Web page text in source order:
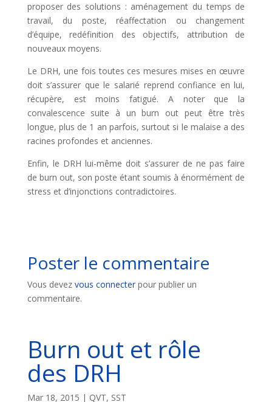
proposer des solutions : aménagement du temps de
travail, du poste, réaffectation ou changement
d’équipe, redéfinition des objectifs, attribution de
nouveaux moyens.
Le DRH, une fois toutes ces mesures mises en œuvre
doit s’assurer que le salarié reprend confiance en lui,
récupère, est moins fatigué. A noter que la
convalescence suite à un burn out peut être très
longue, plus de 1 an parfois, surtout si le malaise a des
racines profondes et anciennes.
Enfin, le DRH lui-même doit s’assurer de ne pas faire
de burn out, son poste étant soumis à énormément de
stress et d’injonctions contradictoires.
Poster le commentaire
Vous devez vous connecterpour publier un
commentaire.
Burn out et rôle
des DRH
Mar 18, 2015 | QVT, SST